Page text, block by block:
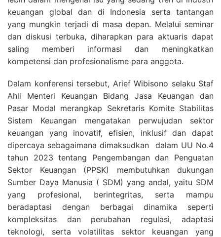
keuangan global dan di Indonesia serta tantangan
yang mungkin terjadi di masa depan. Melalui seminar
dan diskusi terbuka, diharapkan para aktuaris dapat
saling memberi informasi dan meningkatkan
kompetensi dan profesionalisme para anggota.
Dalam konferensi tersebut, Arief Wibisono selaku Staf
Ahli Menteri Keuangan Bidang Jasa Keuangan dan
Pasar Modal merangkap Sekretaris Komite Stabilitas
Sistem Keuangan mengatakan perwujudan sektor
keuangan yang inovatif, efisien, inklusif dan dapat
dipercaya sebagaimana dimaksudkan dalam UU No.4
tahun 2023 tentang Pengembangan dan Penguatan
Sektor Keuangan (PPSK) membutuhkan dukungan
Sumber Daya Manusia ( SDM) yang andal, yaitu SDM
yang profesional, berintegritas, serta mampu
beradaptasi dengan berbagai dinamika seperti
kompleksitas dan perubahan regulasi, adaptasi
teknologi, serta volatilitas sektor keuangan yang